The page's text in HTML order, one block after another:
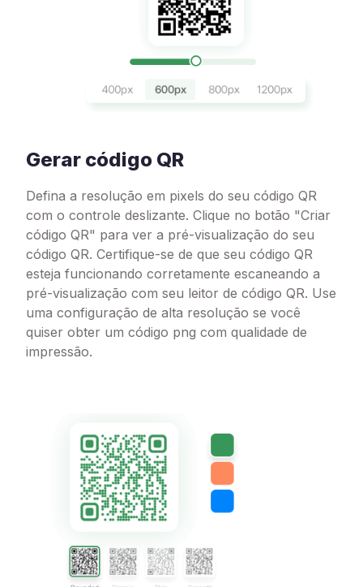
Gerar código QR
Defina a resolução em pixels do seu código QR
com o controle deslizante. Clique no botão "Criar
código QR" para ver a pré-visualização do seu
código QR. Certifique-se de que seu código QR
esteja funcionando corretamente escaneando a
pré-visualização com seu leitor de código QR. Use
uma configuração de alta resolução se você
quiser obter um código png com qualidade de
impressão.